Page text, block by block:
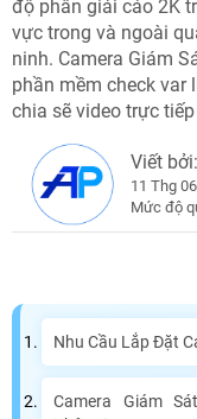
độ phân giải cáo 2K
vực trong và ngoài
ninh. Camera Giám
phần mềm check var
chia sẽ video trực
Viết bởi:
11 Thg
Mức độ
Nhu Cầu Lắp Đặt
Camera Giám